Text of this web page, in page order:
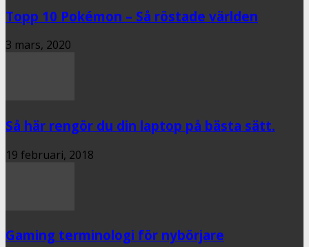
Topp 10 Pokémon – Så röstade världen
3 mars, 2020
Så här rengör du din laptop på bästa sätt.
19 februari, 2018
Gaming terminologi för nybörjare